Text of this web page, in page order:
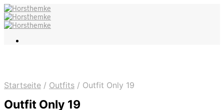
Startseite / Outfits / Outfit Only 19
Outfit Only 19